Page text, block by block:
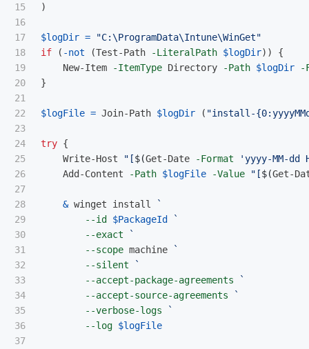
15
16
17
18
19
20
21
22
23
24
25
26
27
28
29
30
31
32
33
34
35
36
37
)
$logDir =
"C:\ProgramData\Intune\WinGet"
if
( -not (Test-Path -LiteralPath $logDir))
{
New-Item
-ItemType Directory -Path $logDir
-
}
$logFile = Join-Path $logDir ( "install-
try {
Write-Host
"[$(Get-Date -Format
'yyyy-MM-dd
Add-Content
-Path $logFile -Value "[$(Get-
& winget install
--id
$PackageId
--exact
--scope machine
--silent
--accept-package-agreements
--accept-source-agreements
--verbose-logs
--log $logFile